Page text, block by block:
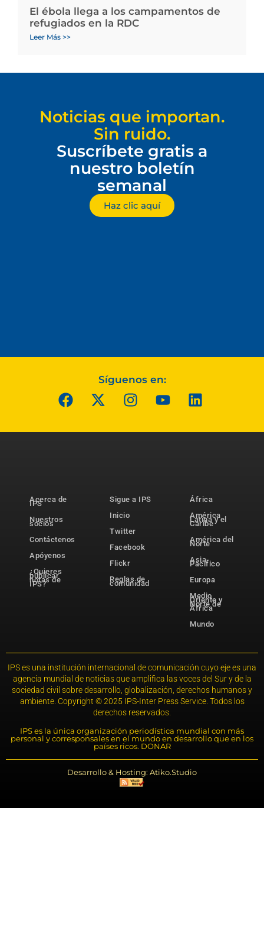
El ébola llega a los campamentos de
refugiados en la RDC
Leer Más >>
Noticias que importan.
Sin ruido.
Suscríbete gratis a
nuestro boletín
semanal
Haz clic aquí
Síguenos en:
Acerca de
IPS
Nuestros
socios
Contáctenos
Apóyenos
¿Quieres
publicar
notas de
IPS?
Sigue a IPS
Inicio
Twitter
Facebook
Flickr
Reglas de
comunidad
África
América
Latina y el
Caribe
América del
Norte
Asia-
Pacífico
Europa
Medio
Oriente y
Norte de
África
Mundo
IPS es una institución internacional de comunicación cuyo eje es una
agencia mundial de noticias que amplifica las voces del Sur y de la
sociedad civil sobre desarrollo, globalización, derechos humanos y
ambiente. Copyright © 2025 IPS-Inter Press Service. Todos los
derechos reservados.
IPS es la única organización periodística mundial con más
personal y corresponsales en el mundo en desarrollo que en los
países ricos. DONAR
Desarrollo & Hosting: Atiko.Studio